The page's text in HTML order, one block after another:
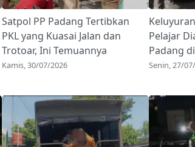
Satpol PP Padang Tertibkan
PKL yang Kuasai Jalan dan
Trotoar, Ini Temuannya
Kamis, 30/07/2026
Pelajar
Padang
Senin, 27/